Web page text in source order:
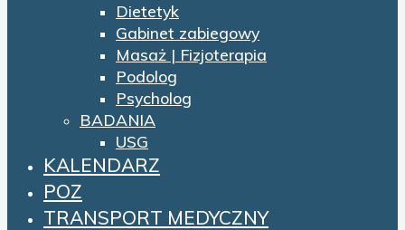
Dietetyk
Gabinet zabiegowy
Masaż | Fizjoterapia
Podolog
Psycholog
BADANIA
USG
KALENDARZ
POZ
TRANSPORT MEDYCZNY